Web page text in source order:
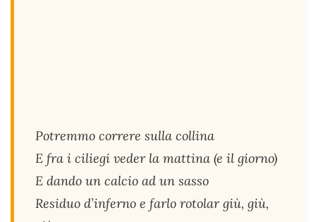
Potremmo correre sulla collina
E fra i ciliegi veder la mattina (e il giorno)
E dando un calcio ad un sasso
Residuo d’inferno e farlo rotolar giù, giù,